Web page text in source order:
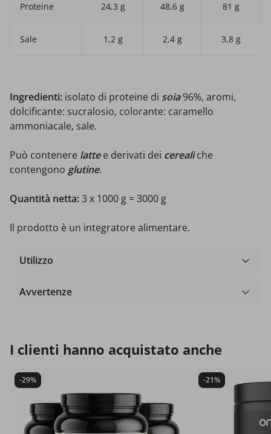
Proteine 24,3 g 48,6 g 81 g
Sale 1,2 g 2,4 g 3,8 g
Ingredienti: isolato di proteine di soia96%, aromi,
dolcificante: sucralosio, colorante: caramello
ammoniacale, sale.
Può contenere lattee derivati ​​dei cerealiche
contengono glutine.
Quantità netta:3 x 1000 g = 3000 g
Il prodotto è un integratore alimentare.
Utilizzo
Avvertenze
I clienti hanno acquistato anche
-29% -21%